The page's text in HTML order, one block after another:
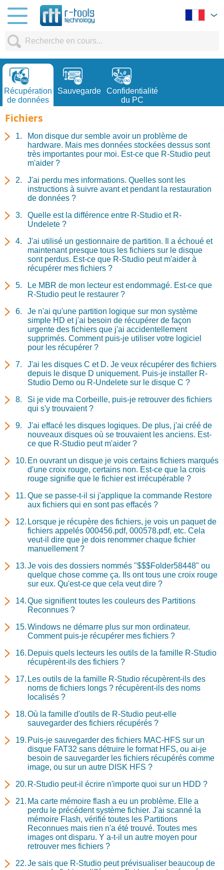
Récupération
de données
Sauvegarde
Confidentialité
du PC
Fichiers
Mon disque dur semble avoir un problème de
hardware. Mais mes données stockées dessus sont
très importantes pour moi. Est-ce que R-Studio peut
m'aider ?
J'ai perdu mes informations. Quelles sont les
instructions à suivre avant et pendant la restauration
de données ?
Quelle est la différence entre R-Studio et R-
Undelete ?
J'ai utilisé un gestionnaire de partition. Il a échoué et
maintenant presque tous les fichiers sur le disque
sont perdus. Est-ce que R-Studio peut m'aider à
récupérer mes fichiers ?
Le MBR de mon lecteur est endommagé. Est-ce que
R-Studio peut le restaurer ?
Je n'ai qu'une partition logique sur mon système
simple HD et j'ai besoin de récupérer de façon
urgente des fichiers que j'ai accidentellement
supprimés. Comment puis-je utiliser votre logiciel
pour les récupérer ?
J'ai les disques C et D. Je veux récupérer des fichiers
depuis le disque D uniquement. Puis-je installer R-
Studio Demo ou R-Undelete sur le disque C ?
Si je vide ma Corbeille, puis-je retrouver des fichiers
qui s'y trouvaient ?
J'ai effacé les disques logiques. De plus, j'ai créé de
nouveaux disques où se trouvaient les anciens. Est-
ce que R-Studio peut m'aider ?
En ouvrant un disque je vois certains fichiers marqués
d'une croix rouge, certains non. Est-ce que la crois
rouge signifie que le fichier est irrécupérable ?
Que se passe-t-il si j'applique la commande Restore
aux fichiers qui en sont pas effacés ?
Lorsque je récupère des fichiers, je vois un paquet de
fichiers appelés 000456.pdf, 000578.pdf, etc. Cela
veut-il dire que je dois renommer chaque fichier
manuellement ?
Je vois des dossiers nommés "$$$Folder58448" ou
quelque chose comme ça. Ils ont tous une croix rouge
sur eux. Qu'est-ce que cela veut dire ?
Que signifient toutes les couleurs des Partitions
Reconnues ?
Windows ne démarre plus sur mon ordinateur.
Comment puis-je récupérer mes fichiers ?
Depuis quels lecteurs les outils de la famille R-Studio
récupèrent-ils des fichiers ?
Les outils de la famille R-Studio récupèrent-ils des
noms de fichiers longs ? récupèrent-ils des noms
localisés ?
Où la famille d'outils de R-Studio peut-elle
sauvegarder des fichiers récupérés ?
Puis-je sauvegarder des fichiers MAC-HFS sur un
disque FAT32 sans détruire le format HFS, ou ai-je
besoin de sauvegarder les fichiers récupérés comme
image, ou sur un autre DISK HFS ?
R-Studio peut-il écrire n'importe quoi sur un HDD ?
Ma carte mémoire flash a eu un problème. Elle a
perdu le précédent système fichier. J'ai scanné la
mémoire Flash, vérifié toutes les Partitions
Reconnues mais rien n'a été trouvé. Toutes mes
images ont disparu. Y a-t-il un autre moyen pour
retrouver mes fichiers ?
Je sais que R-Studio peut prévisualiser beaucoup de